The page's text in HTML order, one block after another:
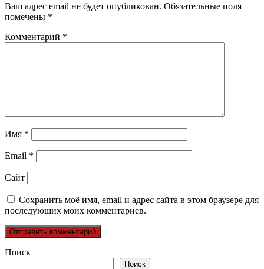
Ваш адрес email не будет опубликован. Обязательные поля
помечены *
Комментарий *
Имя *
Email *
Сайт
Сохранить моё имя, email и адрес сайта в этом браузере для
последующих моих комментариев.
Поиск
Поиск